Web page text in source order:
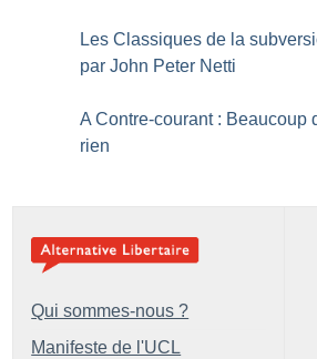
Les Classiques de la
par John Peter Netti
A Contre-courant : Beaucoup
rien
Qui sommes-nous ?
Manifeste de l'UCL